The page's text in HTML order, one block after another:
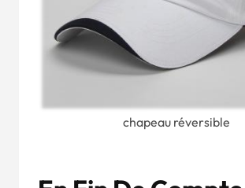
chapeau réversible